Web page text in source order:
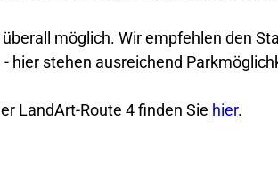
möglich. Wir empfehlen den
hier stehen ausreichend
LandArt-Route 4 finden Sie hier.